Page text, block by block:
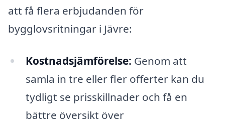
att få flera erbjudanden för
bygglovsritningar i Jävre:
Kostnadsjämförelse: Genom att
samla in tre eller fler offerter kan du
tydligt se prisskillnader och få en
bättre översikt över